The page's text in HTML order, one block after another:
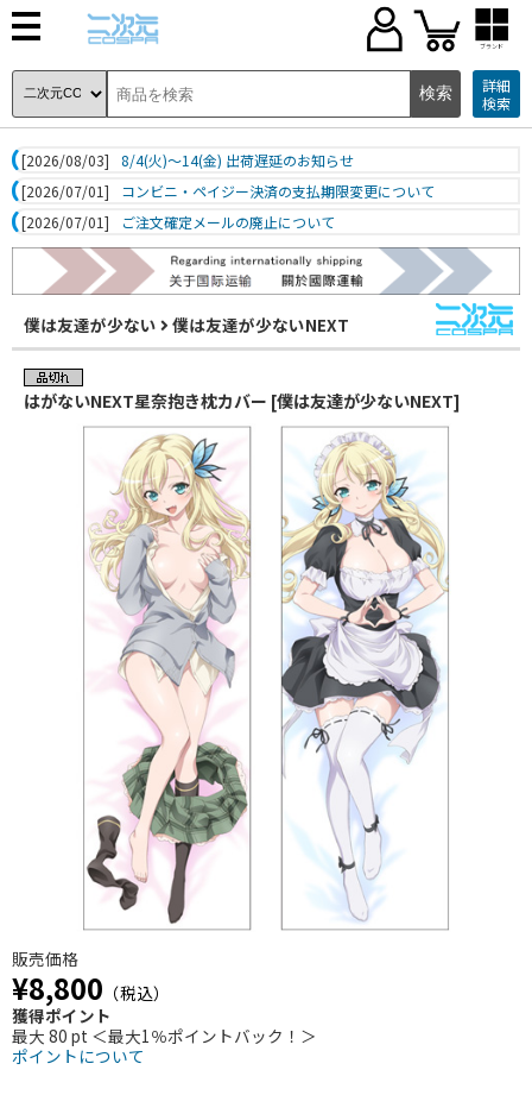
ブランド
詳細
検索
[2026/08/03]
8/4(火)～14(金) 出荷遅延のお知らせ
[2026/07/01]
コンビニ・ペイジー決済の支払期限変更について
[2026/07/01]
ご注文確定メールの廃止について
僕は友達が少ない 僕は友達が少ないNEXT
はがないNEXT星奈抱き枕カバー [僕は友達が少ないNEXT]
販売価格
¥8,800 （税込）
獲得ポイント
最大 80 pt ＜最大1％ポイントバック！＞
ポイントについて